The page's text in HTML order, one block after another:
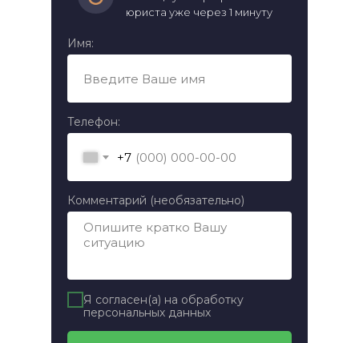
юриста уже через 1 минуту
Имя:
Телефон:
+7
Комментарий (необязательно)
Я согласен(а) на обработку
персональных данных